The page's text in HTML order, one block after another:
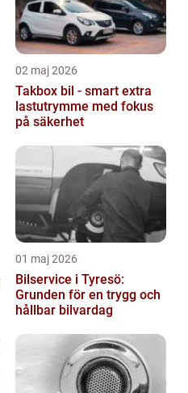
02 maj 2026
Takbox bil - smart extra
lastutrymme med fokus
på säkerhet
01 maj 2026
Bilservice i Tyresö:
Grunden för en trygg och
hållbar bilvardag